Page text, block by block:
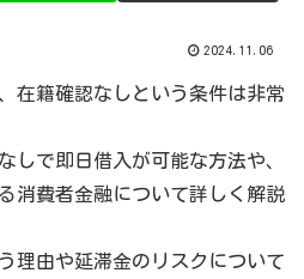
2024.11.06
在籍確認なしという条件は非常
しで即日借入が可能な方法や、
消費者金融について詳しく解説
理由や延滞金のリスクについて